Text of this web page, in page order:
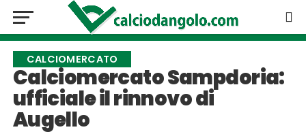
CALCIOMERCATO
Calciomercato Sampdoria:
ufficiale il rinnovo di
Augello